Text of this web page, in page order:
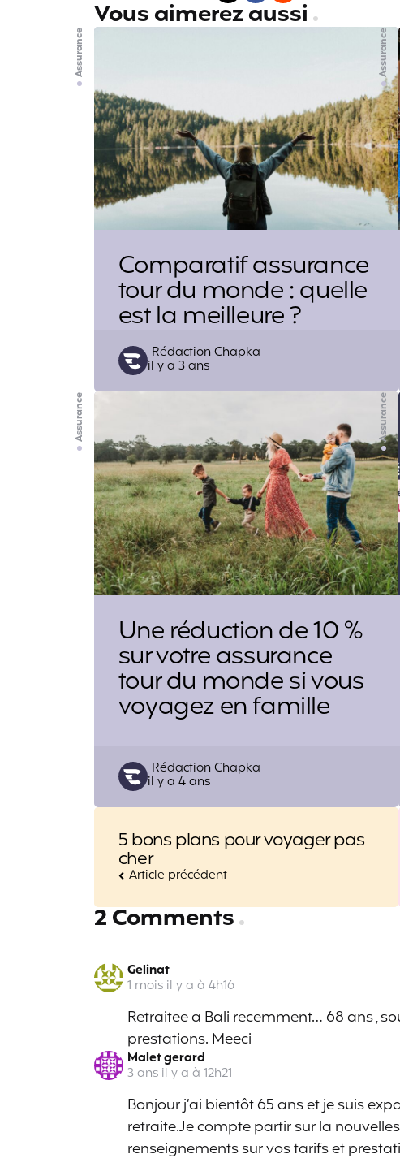
Vous aimerez aussi
Assurance
Comparatif assurance
tour du monde : quelle
est la meilleure ?
Posted
by
Rédaction Chapka
il y a 3 ans
Assurance
Assurance
Une réduction de 10 %
sur votre assurance
tour du monde si vous
voyagez en famille
Posted
by
Rédaction Chapka
il y a 4 ans
Assurance
Post
navigation
5 bons plans pour voyager pas
cher
Article précédent
2 Comments
Gelinat
1 mois il y a à 4h16
Retraitee a Bali recemment… 68 ans ,
prestations. Meeci
Malet gerard
3 ans il y a à 12h21
Bonjour j’ai bientôt 65 ans et je suis
retraite.Je compte partir sur la
renseignements sur vos tarifs et